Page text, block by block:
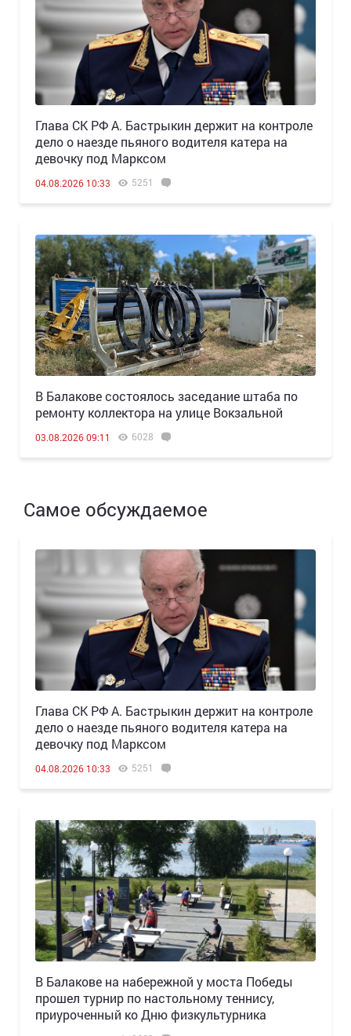
Глава СК РФ А. Бастрыкин держит на контроле
дело о наезде пьяного водителя катера на
девочку под Марксом
04.08.2026 10:33 5251
В Балакове состоялось заседание штаба по
ремонту коллектора на улице Вокзальной
03.08.2026 09:11 6028
Самое обсуждаемое
Глава СК РФ А. Бастрыкин держит на контроле
дело о наезде пьяного водителя катера на
девочку под Марксом
04.08.2026 10:33 5251
В Балакове на набережной у моста Победы
прошел турнир по настольному теннису,
приуроченный ко Дню физкультурника